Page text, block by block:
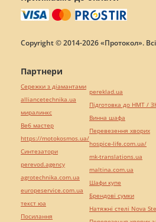
Copyright © 2014-2026 «Протокол».
Партнери
Сережки з діамантами
alliancetechnika.ua
миралинкс
Веб мастер
https://motokosmos.ua/
Синтезатори
perevod.agency
agrotechnika.com.ua
europeservice.com.ua
текст юа
Посилання
pereklad.ua
Підготовка до НМТ /
Винна шафа
Перевезення хворих
hospice-life.com.ua/
mk-translations.ua
maltina.com.ua
Шафи купе
Брендові сумки
Натяжні стелі Nova